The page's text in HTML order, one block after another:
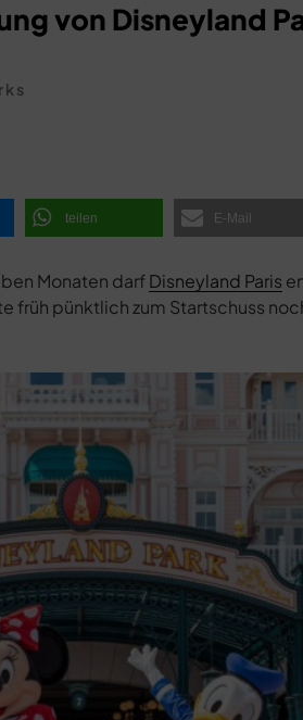
von Disneyland
teilen E-Mail
Monaten darfDisneyland Paris
früh pünktlich zum Startschuss